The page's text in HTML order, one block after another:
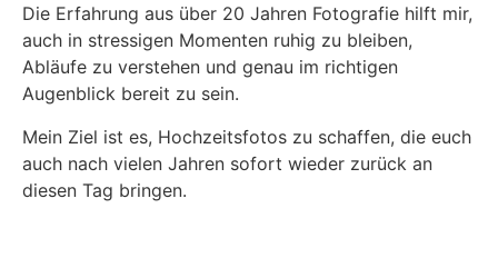
Die Erfahrung aus über 20 Jahren Fotografie hilft mir,
auch in stressigen Momenten ruhig zu bleiben,
Abläufe zu verstehen und genau im richtigen
Augenblick bereit zu sein.
Mein Ziel ist es, Hochzeitsfotos zu schaffen, die euch
auch nach vielen Jahren sofort wieder zurück an
diesen Tag bringen.